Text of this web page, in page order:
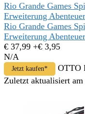
Rio Grande Games
Erweiterung
Rio Grande Games
Erweiterung
€ 37,99 +€ 3,95
N/A
Jetzt kaufen*
OTTO
Zuletzt aktualisiert